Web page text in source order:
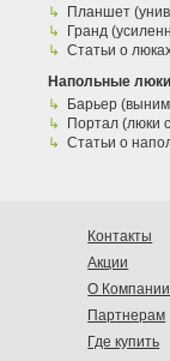
Планшет
Гранд
Статьи о
Напольные люки
Барьер
Портал (люки
Статьи о
Контакты
Акции
О Компании
Партнерам
Где купить